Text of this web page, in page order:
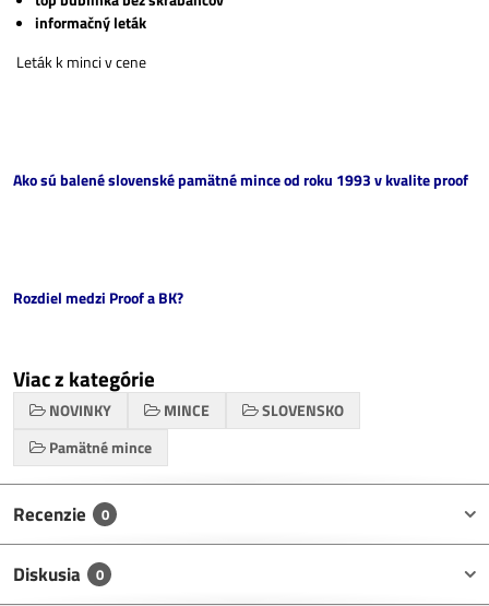
informačný leták
Leták k minci v cene
Ako sú balené slovenské pamätné mince od roku 1993 v kvalite proof
Rozdiel medzi Proof a BK?
Viac z kategórie
NOVINKY MINCE
SLOVENSKO
Pamätné mince
Recenzie 0
Diskusia 0